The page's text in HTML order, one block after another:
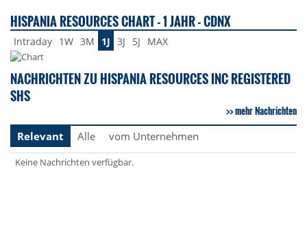
HISPANIA RESOURCES CHART - 1 JAHR - CDNX
Intraday 1W 3M 1J 3J 5J MAX
NACHRICHTEN ZU HISPANIA RESOURCES INC REGISTERED
SHS
mehr Nachrichten
Relevant
Alle vom Unternehmen
Keine Nachrichten verfügbar.